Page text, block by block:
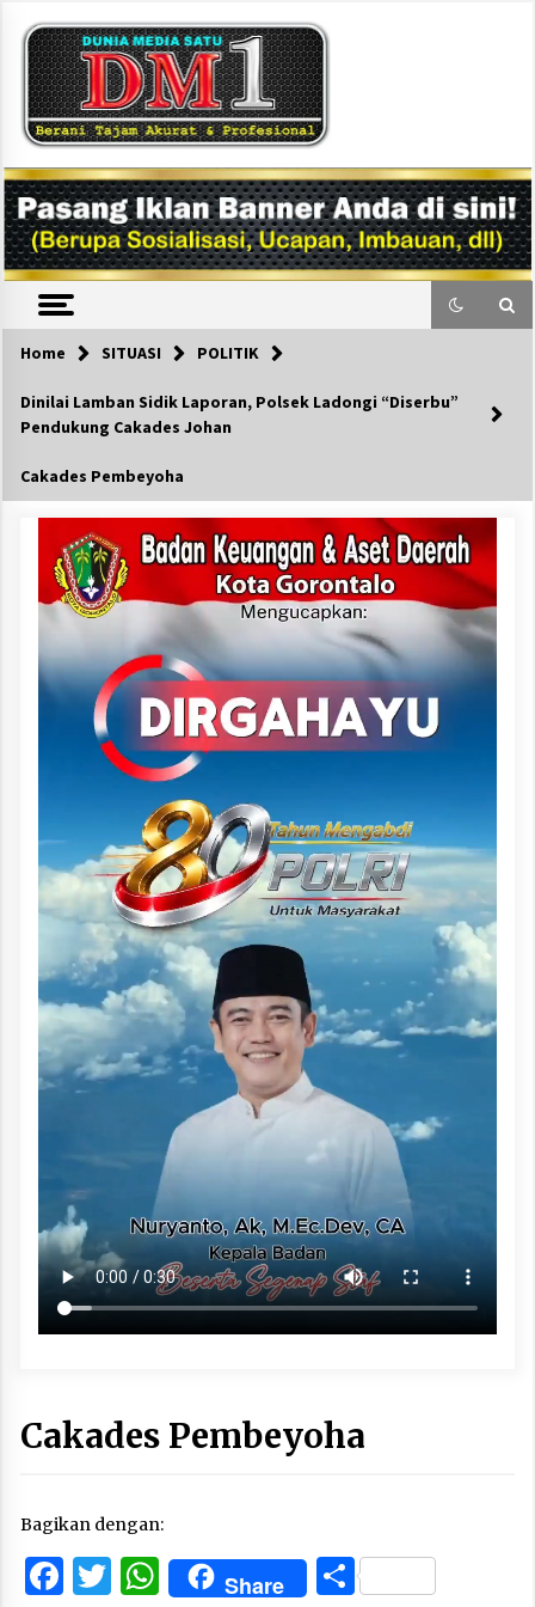
content
DM1
Home SITUASI POLITIK
Dinilai Lamban Sidik Laporan, Polsek Ladongi “Diserbu”
Pendukung Cakades Johan
Cakades Pembeyoha
Cakades Pembeyoha
Bagikan dengan:
Facebook
Twitter
WhatsApp
Share Share